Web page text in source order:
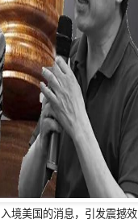
境美国的消息，引发震撼效